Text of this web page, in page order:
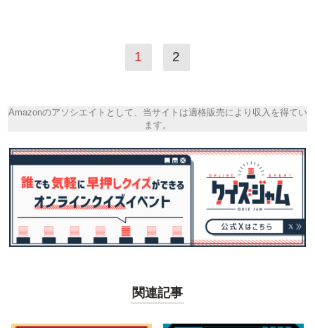
1 2
Amazonのアソシエイトとして、当サイトは適格販売により収入を得てい
ます。
関連記事